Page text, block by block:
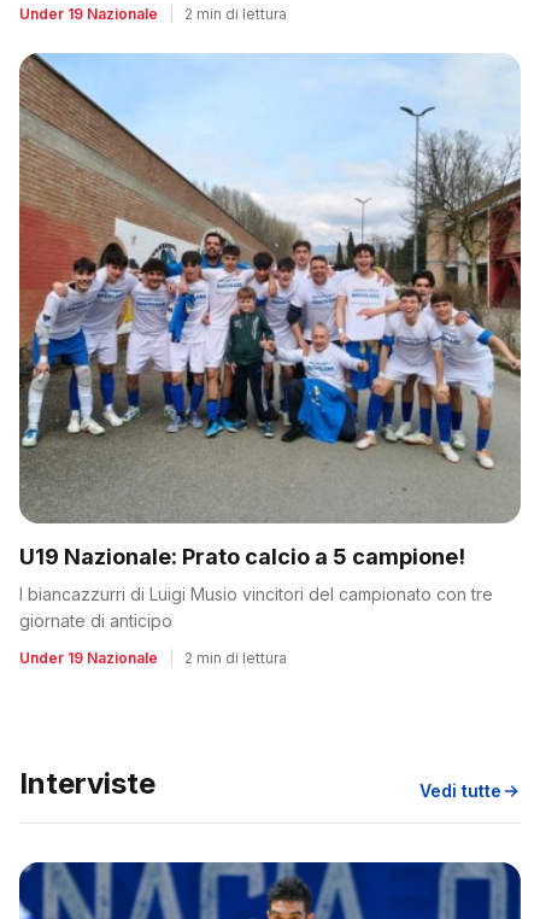
Under 19 Nazionale 2 min di lettura
U19 Nazionale: Prato calcio a 5 campione!
I biancazzurri di Luigi Musio vincitori del campionato con tre
giornate di anticipo
Under 19 Nazionale 2 min di lettura
Interviste Vedi tutte